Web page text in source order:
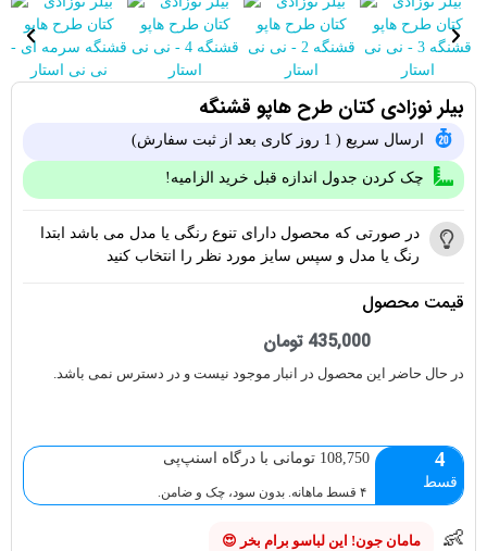
بیلر نوزادی کتان طرح هاپو قشنگه
ارسال سریع ( 1 روز کاری بعد از ثبت سفارش)
چک کردن جدول اندازه قبل خرید الزامیه!
در صورتی که محصول دارای تنوع رنگی یا مدل می باشد ابتدا
رنگ یا مدل و سپس سایز مورد نظر را انتخاب کنید
قیمت محصول
435,000 تومان
در حال حاضر این محصول در انبار موجود نیست و در دسترس نمی باشد.
4
قسط
108,750 تومانی با درگاه اسنپ‌پی
۴ قسط ماهانه. بدون سود، چک و ضامن.
👶 مامان جون! این لباسو برام بخر 😍